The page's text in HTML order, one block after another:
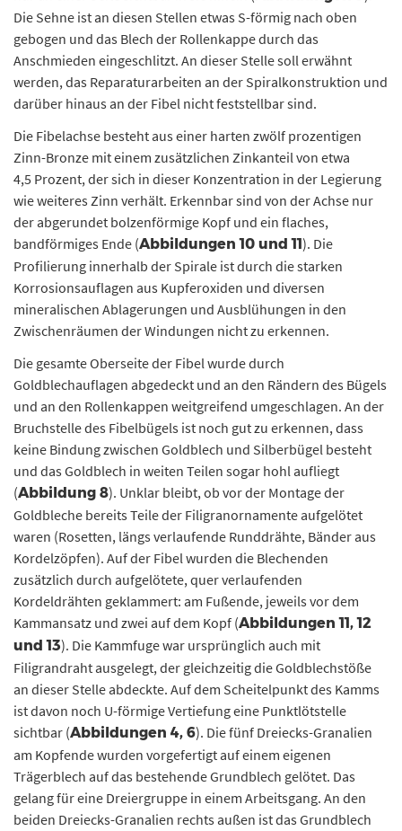
Die Sehne ist an diesen Stellen etwas S-förmig nach oben
gebogen und das Blech der Rollenkappe durch das
Anschmieden eingeschlitzt. An dieser Stelle soll erwähnt
werden, das Reparaturarbeiten an der Spiralkonstruktion und
darüber hinaus an der Fibel nicht feststellbar sind.
Die Fibelachse besteht aus einer harten zwölf prozentigen
Zinn-Bronze mit einem zusätzlichen Zinkanteil von etwa
4,5 Prozent, der sich in dieser Konzentration in der Legierung
wie weiteres Zinn verhält. Erkennbar sind von der Achse nur
der abgerundet bolzenförmige Kopf und ein flaches,
bandförmiges Ende (Abbildungen 10 und 11 ). Die
Profilierung innerhalb der Spirale ist durch die starken
Korrosionsauflagen aus Kupferoxiden und diversen
mineralischen Ablagerungen und Ausblühungen in den
Zwischenräumen der Windungen nicht zu erkennen.
Die gesamte Oberseite der Fibel wurde durch
Goldblechauflagen abgedeckt und an den Rändern des Bügels
und an den Rollenkappen weitgreifend umgeschlagen. An der
Bruchstelle des Fibelbügels ist noch gut zu erkennen, dass
keine Bindung zwischen Goldblech und Silberbügel besteht
und das Goldblech in weiten Teilen sogar hohl aufliegt
(Abbildung 8). Unklar bleibt, ob vor der Montage der
Goldbleche bereits Teile der Filigranornamente aufgelötet
waren (Rosetten, längs verlaufende Runddrähte, Bänder aus
Kordelzöpfen). Auf der Fibel wurden die Blechenden
zusätzlich durch aufgelötete, quer verlaufenden
Kordeldrähten geklammert: am Fußende, jeweils vor dem
Kammansatz und zwei auf dem Kopf (Abbildungen 11, 12
und 13). Die Kammfuge war ursprünglich auch mit
Filigrandraht ausgelegt, der gleichzeitig die Goldblechstöße
an dieser Stelle abdeckte. Auf dem Scheitelpunkt des Kamms
ist davon noch U-förmige Vertiefung eine Punktlötstelle
sichtbar (Abbildungen 4, 6). Die fünf Dreiecks-Granalien
am Kopfende wurden vorgefertigt auf einem eigenen
Trägerblech auf das bestehende Grundblech gelötet. Das
gelang für eine Dreiergruppe in einem Arbeitsgang. An den
beiden Dreiecks-Granalien rechts außen ist das Grundblech